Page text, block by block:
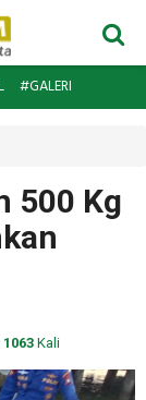
#GALERI
500 Kg
1063 Kali